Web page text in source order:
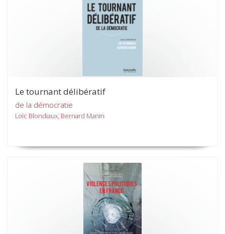
Le tournant délibératif
de la démocratie
Loïc Blondiaux, Bernard Manin